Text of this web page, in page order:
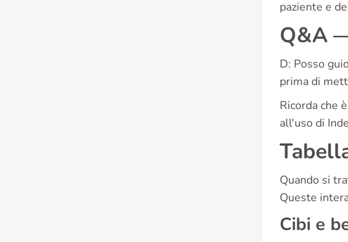
paziente e
Q&A
D: Posso
prima di
Ricorda che
all'uso di
Quando si
Queste
Cibi e